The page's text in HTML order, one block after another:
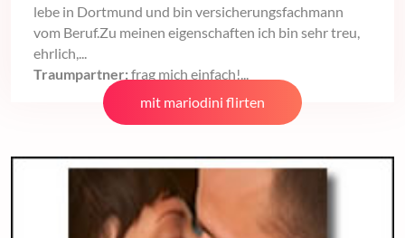
lebe in Dortmund und bin versicherungsfachmann
vom Beruf.Zu meinen eigenschaften ich bin sehr treu,
ehrlich,...
Traumpartner: frag mich einfach!...
mit mariodini flirten